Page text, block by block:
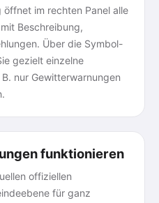
im rechten Panel alle
Beschreibung,
Über die Symbol-
gezielt einzelne
nur Gewitterwarnungen
funktionieren
offiziellen
für ganz